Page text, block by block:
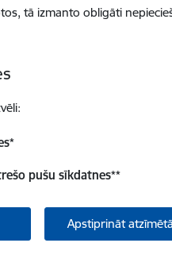
tā izmanto obligāti
*
pušu sīkdatnes**
Apstiprināt